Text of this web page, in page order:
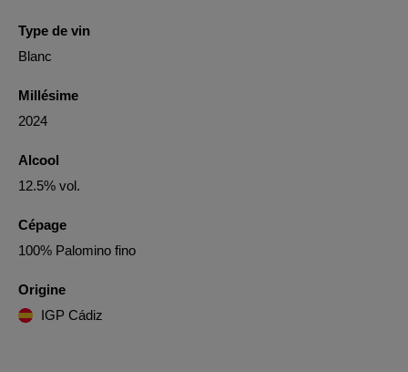
Type de vin
Blanc
Millésime
2024
Alcool
12.5% vol.
Cépage
100% Palomino fino
Origine
IGP Cádiz